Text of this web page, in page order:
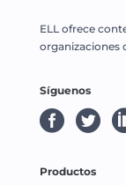
ELL ofrece
organizaciones
Síguenos
 
Productos